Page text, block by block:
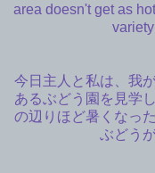
area doesn't get as
今日主人と私は、我
あるぶどう園を見学
の辺りほど暑くなっ
ぶどう